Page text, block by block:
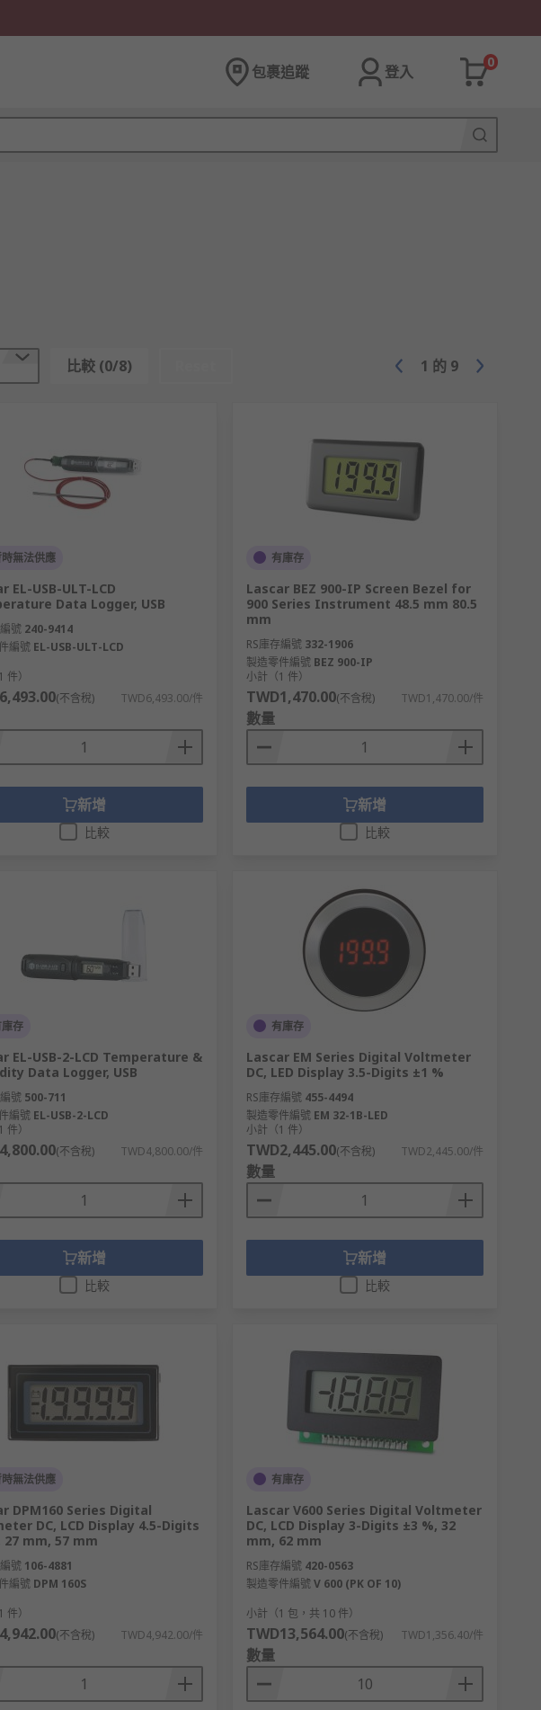
包裹追蹤 登入
0
比較 (0/8) 1 的 9
時無法供應
EL-USB-ULT-LCD
Data Logger, USB
號 240-9414
編號 EL-USB-ULT-LCD
件）
(不含稅) TWD6,493.00/件
新增
比較
有庫存
Lascar BEZ 900-IP Screen Bezel for
900 Series Instrument 48.5 mm 80.5
mm
RS庫存編號 332-1906
製造零件編號 BEZ 900-IP
小計（1 件）
TWD1,470.00(不含稅) TWD1,470.00/件
數量
新增
比較
存
EL-USB-2-LCD Temperature &
Data Logger, USB
號 500-711
編號 EL-USB-2-LCD
件）
(不含稅) TWD4,800.00/件
新增
比較
有庫存
Lascar EM Series Digital Voltmeter
DC, LED Display 3.5-Digits ±1 %
RS庫存編號 455-4494
製造零件編號 EM 32-1B-LED
小計（1 件）
TWD2,445.00(不含稅) TWD2,445.00/件
數量
新增
比較
時無法供應
DPM160 Series Digital
DC, LCD Display 4.5-Digits
27 mm, 57 mm
號 106-4881
編號 DPM 160S
件）
(不含稅) TWD4,942.00/件
有庫存
Lascar V600 Series Digital Voltmeter
DC, LCD Display 3-Digits ±3 %, 32
mm, 62 mm
RS庫存編號 420-0563
製造零件編號V 600 (PK OF 10)
小計（1 包，共 10 件）
TWD13,564.00(不含稅) TWD1,356.40/件
數量